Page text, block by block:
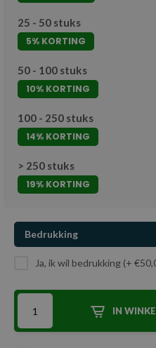
25 - 50 stuks
5% KORTING
50 - 100 stuks
10% KORTING
100 - 250 stuks
14% KORTING
> 250 stuks
19% KORTING
Bedrukking
Ja, ik wil bedrukking (+
IN